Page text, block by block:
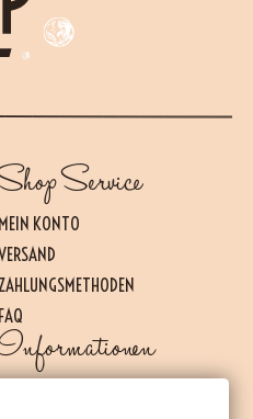
Service
MEIN KONTO
ZAHLUNGSMETHODEN
FAQ
FUNKTIONIEREN DER WEBSITE
WERDEN.